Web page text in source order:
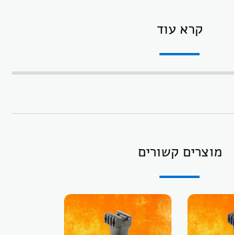
קרא עוד
מוצרים קשורים